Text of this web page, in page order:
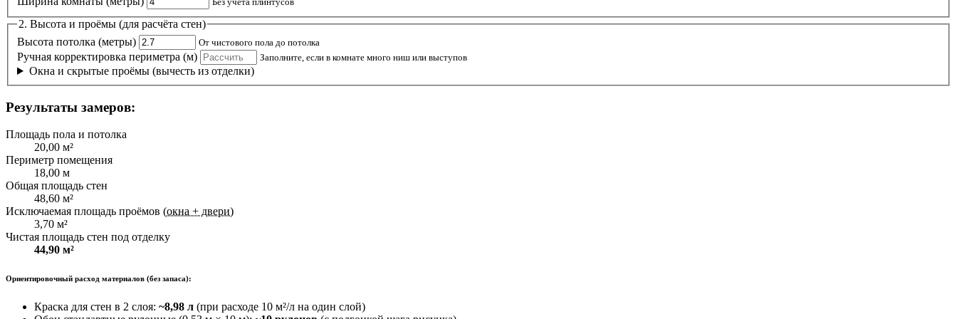
2. Высота и проёмы (для расчёта стен)
Высота потолка (метры)
От чистового пола до потолка
Ручная корректировка периметра (м) Заполните, если в комнате много ниш или выступов
Окна и скрытые проёмы (вычесть из отделки)
Результаты замеров:
Площадь пола и потолка
20,00 м²
Периметр помещения
18,00 м
Общая площадь стен
48,60 м²
Исключаемая площадь проёмов (окна + двери)
3,70 м²
Чистая площадь стен под отделку
44,90 м²
Ориентировочный расход материалов (без запаса):
Краска для стен в 2 слоя: ~8,98 л (при расходе 10 м²/л на один слой)